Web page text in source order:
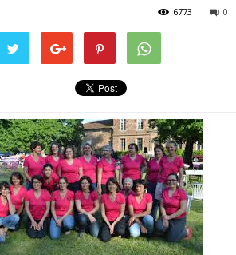
0
6773